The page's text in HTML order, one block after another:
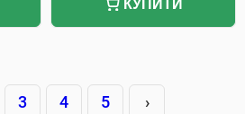
КУПИТИ
3 4 5 ›